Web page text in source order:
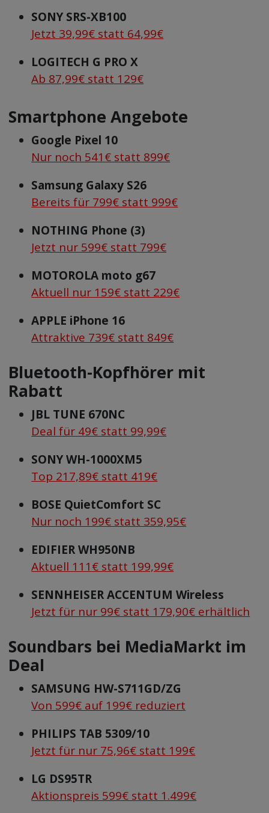
SONY SRS-XB100
Jetzt 39,99€ statt 64,99€
LOGITECH G PRO X
Ab 87,99€ statt 129€
Smartphone Angebote
Google Pixel 10
Nur noch 541€ statt 899€
Samsung Galaxy S26
Bereits für 799€ statt 999€
NOTHING Phone (3)
Jetzt nur 599€ statt 799€
MOTOROLA moto g67
Aktuell nur 159€ statt 229€
APPLE iPhone 16
Attraktive 739€ statt 849€
Bluetooth-Kopfhörer mit
Rabatt
JBL TUNE 670NC
Deal für 49€ statt 99,99€
SONY WH-1000XM5
Top 217,89€ statt 419€
BOSE QuietComfort SC
Nur noch 199€ statt 359,95€
EDIFIER WH950NB
Aktuell 111€ statt 199,99€
SENNHEISER ACCENTUM Wireless
Jetzt für nur 99€ statt 179,90€ erhältlich
Soundbars bei MediaMarkt im
Deal
SAMSUNG HW-S711GD/ZG
Von 599€ auf 199€ reduziert
PHILIPS TAB 5309/10
Jetzt für nur 75,96€ statt 199€
LG DS95TR
Aktionspreis 599€ statt 1.499€